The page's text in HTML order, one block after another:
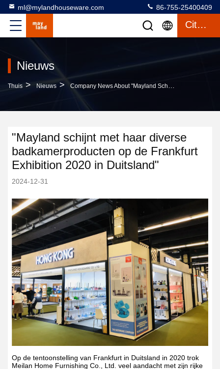
ml@mylandhouseware.com 86-755-25400409
Citaat
Nieuws
Thuis > Nieuws > Company News About "Mayland Schijnt Met Haar Diverse Badkamerproducten Op De Frankfurt Exhibition 2020 In Duitsland"
"Mayland schijnt met haar diverse
badkamerproducten op de Frankfurt
Exhibition 2020 in Duitsland"
2024-12-31
Op de tentoonstelling van Frankfurt in Duitsland in 2020 trok
Meilan Home Furnishing Co., Ltd. veel aandacht met zijn rijke